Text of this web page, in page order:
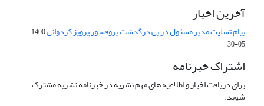
آخرین اخبار
پیام تسلیت مدیر مسئول در پی درگذشت پروفسور پرویز کردوانی
1400-
05-30
اشتراک خبرنامه
برای دریافت اخبار و اطلاعیه های مهم نشریه در خبرنامه نشریه مشترک
شوید.